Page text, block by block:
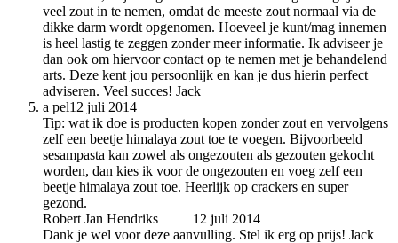
veel zout in te nemen, omdat de meeste zout normaal via de
dikke darm wordt opgenomen. Hoeveel je kunt/mag innemen
is heel lastig te zeggen zonder meer informatie. Ik adviseer je
dan ook om hiervoor contact op te nemen met je behandelend
arts. Deze kent jou persoonlijk en kan je dus hierin perfect
adviseren. Veel succes! Jack
a pel12 juli 2014
Tip: wat ik doe is producten kopen zonder zout en vervolgens
zelf een beetje himalaya zout toe te voegen. Bijvoorbeeld
sesampasta kan zowel als ongezouten als gezouten gekocht
worden, dan kies ik voor de ongezouten en voeg zelf een
beetje himalaya zout toe. Heerlijk op crackers en super
gezond.
Robert Jan Hendriks
12 juli 2014
Dank je wel voor deze aanvulling. Stel ik erg op prijs! Jack